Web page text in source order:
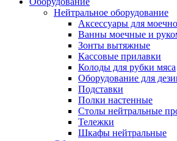
Нейтральное оборудование
Аксессуары для
Ванны моечные и
Зонты вытяжные
Кассовые прилавки
Колоды для рубки мяса
Оборудование для
Подставки
Полки настенные
Столы нейтральные
Тележки
Шкафы нейтральные